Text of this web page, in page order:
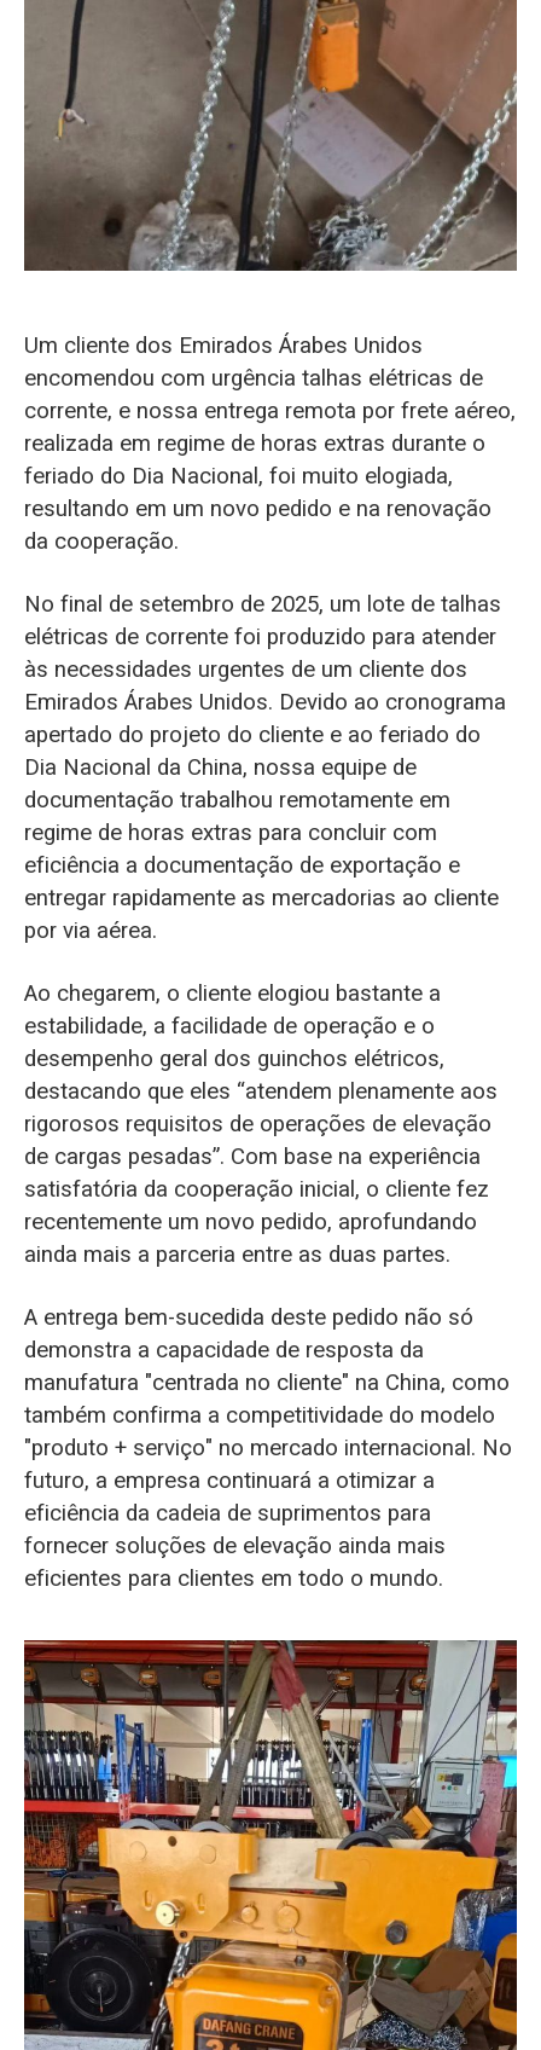
Um cliente dos Emirados Árabes Unidos
encomendou com urgência talhas elétricas de
corrente, e nossa entrega remota por frete aéreo,
realizada em regime de horas extras durante o
feriado do Dia Nacional, foi muito elogiada,
resultando em um novo pedido e na renovação
da cooperação.
No final de setembro de 2025, um lote de talhas
elétricas de corrente foi produzido para atender
às necessidades urgentes de um cliente dos
Emirados Árabes Unidos. Devido ao cronograma
apertado do projeto do cliente e ao feriado do
Dia Nacional da China, nossa equipe de
documentação trabalhou remotamente em
regime de horas extras para concluir com
eficiência a documentação de exportação e
entregar rapidamente as mercadorias ao cliente
por via aérea.
Ao chegarem, o cliente elogiou bastante a
estabilidade, a facilidade de operação e o
desempenho geral dos guinchos elétricos,
destacando que eles “atendem plenamente aos
rigorosos requisitos de operações de elevação
de cargas pesadas”. Com base na experiência
satisfatória da cooperação inicial, o cliente fez
recentemente um novo pedido, aprofundando
ainda mais a parceria entre as duas partes.
A entrega bem-sucedida deste pedido não só
demonstra a capacidade de resposta da
manufatura "centrada no cliente" na China, como
também confirma a competitividade do modelo
"produto + serviço" no mercado internacional. No
futuro, a empresa continuará a otimizar a
eficiência da cadeia de suprimentos para
fornecer soluções de elevação ainda mais
eficientes para clientes em todo o mundo.